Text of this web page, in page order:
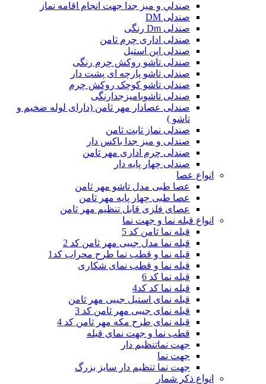
صندلي و ميز جدا جهت انجام اقامه نماز
صندلی DM
صندلی Dm رنگی
صندلی اداری چرم ثامن
صندلی اپن استیل
صندلی تاشو روکش چرم رنگی
صندلی تاشو پارچه ای پشت دار
صندلی تاشو کوچک روکش چرم
صندلی تاشوبامیزجدارنگی
صندلی عصادار مهر ثامن (دارای لوله ضخیم و
تاشو )
صندلی نماز ثابت ثامن
صندلی و میز جدا باکس دار
صندلی چرم اداری مهر ثامن
صندلی چهار پایه دار
انواع عصا
عصا طبی مدل تاشو مهر ثامن
عصا طبی چهار پایه مهر ثامن
عصای فلزی قابل تنظیم مهر ثامن
انواع قبله نما و جهت نما
قبله نما ثامن کد 5
قبله نما مدل جیبی مهر ثامن کد 2
قبله نما و قطب نما طرح محراب کد1
قبله نما و قطب نمای شکاری
قبله نما کد 6
قبله نما کد کد4
قبله نمای استیل جیبی مهر ثامن
قبله نمای جیبی مهر ثامن کد 3
قبله نمای طرح مکه مهر ثامن کد 4
قطب نما و جهت نمای قبله
جهت نماتنظیم دار
جهت نما
جهت نما تنظیم دار سایز بزرگ
انواع ذکر شمار